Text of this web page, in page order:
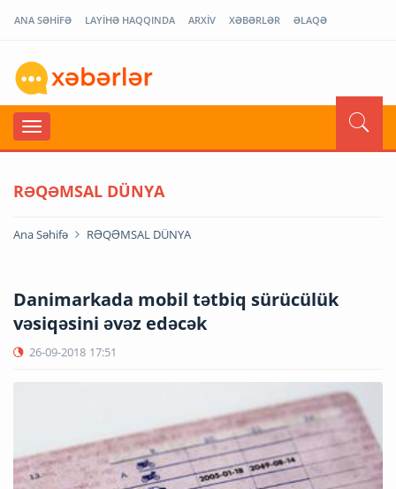
ANA SƏHİFƏ LAYİHƏ HAQQINDA ARXİV XƏBƏRLƏR ƏLAQƏ
RƏQƏMSAL DÜNYA
Ana Səhifə RƏQƏMSAL DÜNYA
Danimarkada mobil tətbiq sürücülük
vəsiqəsini əvəz edəcək
26-09-2018 17:51